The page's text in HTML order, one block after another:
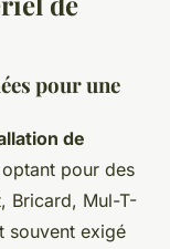
pour une
de
pour des
Bricard, Mul-T-
souvent exigé